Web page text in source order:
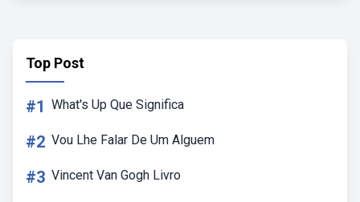
Top Post
#1 What's Up Que Significa
#2 Vou Lhe Falar De Um Alguem
#3 Vincent Van Gogh Livro